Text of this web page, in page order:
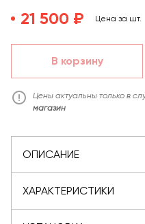
21 500 ₽ Цена за шт.
В корзину
Цены актуальны только в
магазин
ОПИСАНИЕ
ХАРАКТЕРИСТИКИ